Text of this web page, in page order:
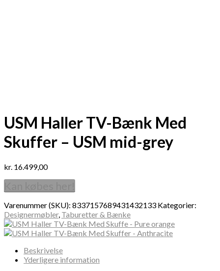
USM Haller TV-Bænk Med
Skuffer – USM mid-grey
kr. 16.499,00
Varenummer (SKU): 8337157689431432133 Kategorier:
Designermøbler, Taburetter & Bænke
Beskrivelse
Yderligere information